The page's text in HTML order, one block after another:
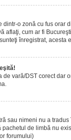
o zonă cu fus
aflaţi, cum ar fi
înregistrat, acesta
de vară/DST corect
sau nimeni nu a
de limbă nu
forumului)